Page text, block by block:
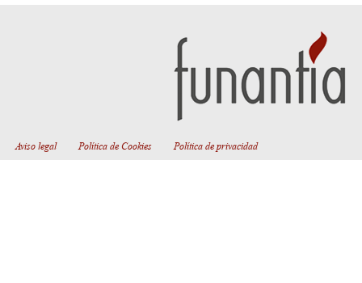
Aviso legal Política de Cookies Política de privacidad